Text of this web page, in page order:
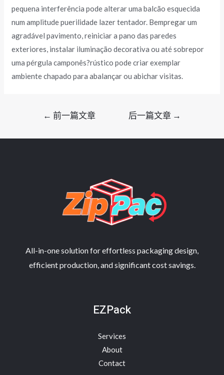
pequena interferência pode alterar uma balcão esquecida
num amplitude puerilidade lazer tentador. Bempregar um
agradável pavimento, reiniciar a pano das paredes
exteriores, instalar iluminação decorativa ou até sobrepor
uma pérgula camponês?rústico pode criar exemplar
ambiente chapado para abalançar ou abichar visitas.
导
← 前一篇文章 后一篇文章 →
All-in-one solution for effortless packaging design,
efficient production, and significant cost savings.
EZPack
Services
About
Contact